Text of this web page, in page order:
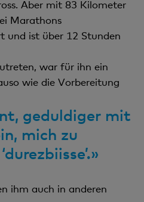
Aber mit 83 Kilometer
Marathons
und ist über 12 Stunden
war für ihn ein
wie die Vorbereitung
geduldiger mit
mich zu
ihm auch in anderen